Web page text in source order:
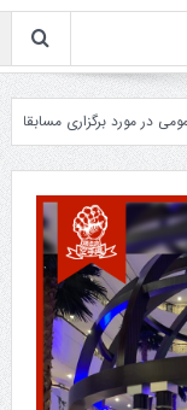
مورد برگزاری مسابقات